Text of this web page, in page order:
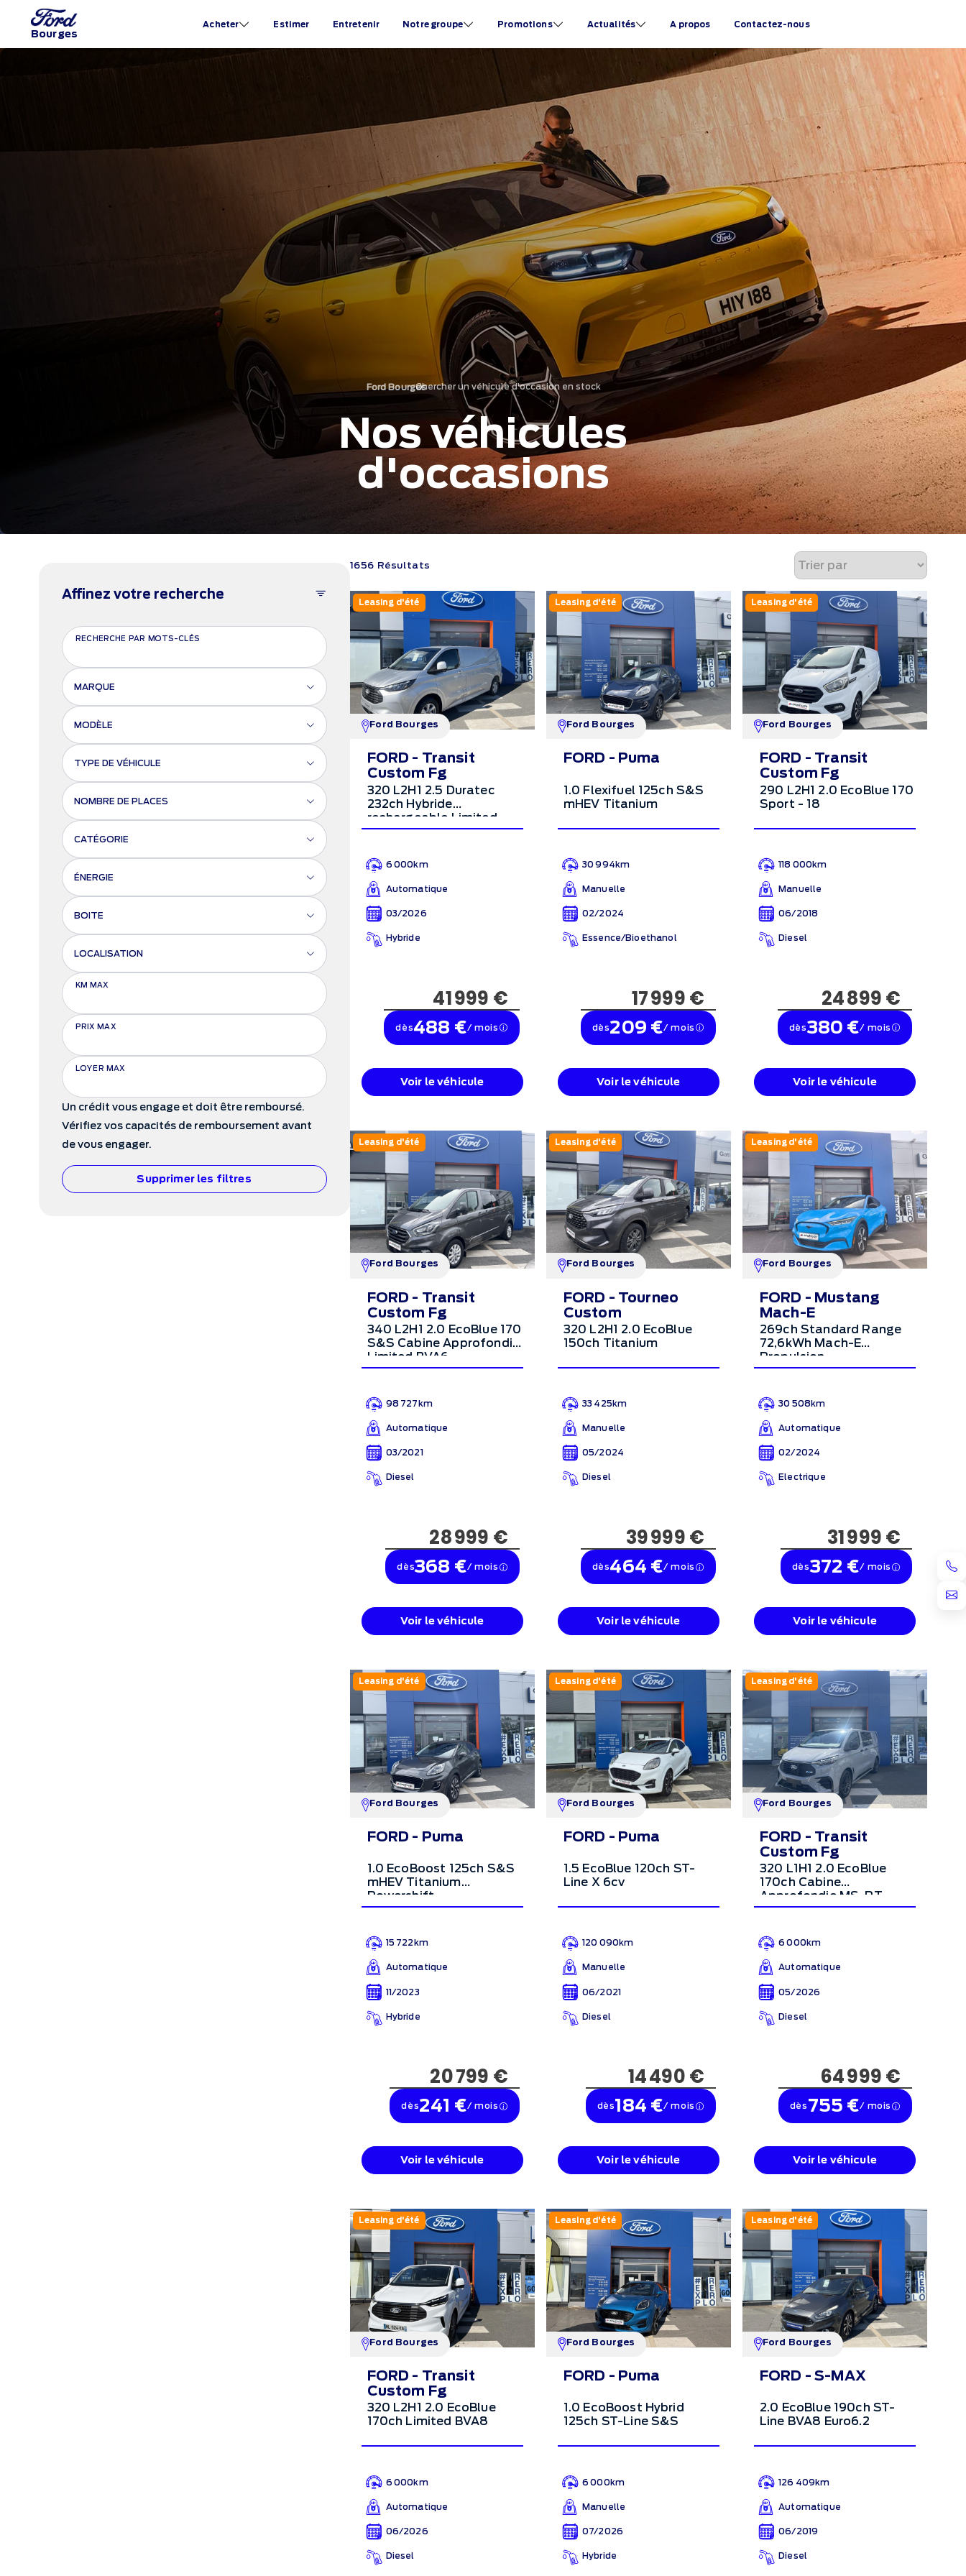
Bourges
Acheter Estimer Entretenir Notre groupe Promotions Actualités Contactez-nous
A propos
Ford Bourges
›
Chercher un véhicule d'occasion en stock
Nos véhicules
d'occasions
Affinez votre recherche
RECHERCHE PAR MOTS-CLÉS
MARQUE
MODÈLE
TYPE DE VÉHICULE
NOMBRE DE PLACES
CATÉGORIE
ÉNERGIE
BOITE
LOCALISATION
KM MAX
PRIX MAX
LOYER MAX
Un crédit vous engage et doit être remboursé.
Vérifiez vos capacités de remboursement avant
de vous engager.
Supprimer les filtres
1656 Résultats
Leasing d'été
Ford Bourges
FORD - Transit
Custom Fg
320 L2H1 2.5 Duratec
232ch Hybride
rechargeable Limited
CVT
6 000km
Automatique
03/2026
Hybride
41 999 €
dès488 €/ mois
Voir le véhicule
Leasing d'été
Ford Bourges
FORD - Puma
1.0 Flexifuel 125ch S&S
mHEV Titanium
30 994km
Manuelle
02/2024
Essence/Bioethanol
17 999 €
dès209 €/ mois
Voir le véhicule
Leasing d'été
Ford Bourges
FORD - Transit
Custom Fg
290 L2H1 2.0 EcoBlue 170
Sport - 18
118 000km
Manuelle
06/2018
Diesel
24 899 €
dès380 €/ mois
Voir le véhicule
Leasing d'été
Ford Bourges
FORD - Transit
Custom Fg
340 L2H1 2.0 EcoBlue 170
S&S Cabine Approfondie
Limited BVA6
98 727km
Automatique
03/2021
Diesel
28 999 €
dès368 €/ mois
Voir le véhicule
Leasing d'été
Ford Bourges
FORD - Tourneo
Custom
320 L2H1 2.0 EcoBlue
150ch Titanium
33 425km
Manuelle
05/2024
Diesel
39 999 €
dès464 €/ mois
Voir le véhicule
Leasing d'été
Ford Bourges
FORD - Mustang
Mach-E
269ch Standard Range
72,6kWh Mach-E
Propulsion
30 508km
Automatique
02/2024
Electrique
31 999 €
dès372 €/ mois
Voir le véhicule
Leasing d'été
Ford Bourges
FORD - Puma
1.0 EcoBoost 125ch S&S
mHEV Titanium
Powershift
15 722km
Automatique
11/2023
Hybride
20 799 €
dès241 €/ mois
Voir le véhicule
Leasing d'été
Ford Bourges
FORD - Puma
1.5 EcoBlue 120ch ST-
Line X 6cv
120 090km
Manuelle
06/2021
Diesel
14 490 €
dès184 €/ mois
Voir le véhicule
Leasing d'été
Ford Bourges
FORD - Transit
Custom Fg
320 L1H1 2.0 EcoBlue
170ch Cabine
Approfondie MS-RT
BVA8
6 000km
Automatique
05/2026
Diesel
64 999 €
dès 755 €/ mois
Voir le véhicule
Leasing d'été
Ford Bourges
FORD - Transit
Custom Fg
320 L2H1 2.0 EcoBlue
170ch Limited BVA8
6 000km
Automatique
06/2026
Diesel
Leasing d'été
Ford Bourges
FORD - Puma
1.0 EcoBoost Hybrid
125ch ST-Line S&S
6 000km
Manuelle
07/2026
Hybride
Leasing d'été
Ford Bourges
FORD - S-MAX
2.0 EcoBlue 190ch ST-
Line BVA8 Euro6.2
126 409km
Automatique
06/2019
Diesel